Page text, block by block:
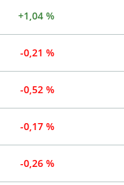
+1,04 %
-0,21 %
-0,52 %
-0,17 %
-0,26 %